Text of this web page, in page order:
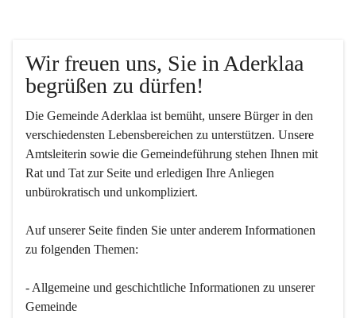
Wir freuen uns, Sie in Aderklaa
begrüßen zu dürfen!
Die Gemeinde Aderklaa ist bemüht, unsere Bürger in den
verschiedensten Lebensbereichen zu unterstützen. Unsere
Amtsleiterin sowie die Gemeindeführung stehen Ihnen mit
Rat und Tat zur Seite und erledigen Ihre Anliegen
unbürokratisch und unkompliziert.
Auf unserer Seite finden Sie un­ter an­de­rem Informationen
zu folgenden Themen:
- Allgemeine und geschichtliche Informationen zu unserer
Gemeinde